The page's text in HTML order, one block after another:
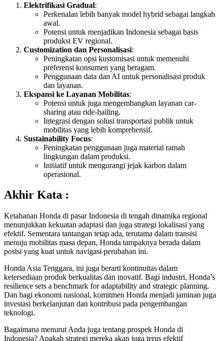
Elektrifikasi Gradual:
Perkenalan lebih banyak model hybrid sebagai langkah
awal.
Potensi untuk menjadikan Indonesia sebagai basis
produksi EV regional.
Customization dan Personalisasi:
Peningkatan opsi kustomisasi untuk memenuhi
preferensi konsumen yang beragam.
Penggunaan data dan AI untuk personalisasi produk
dan layanan.
Ekspansi ke Layanan Mobilitas:
Potensi untuk juga mengembangkan layanan car-
sharing atau ride-hailing.
Integrasi dengan solusi transportasi publik untuk
mobilitas yang lebih komprehensif.
Sustainability Focus:
Peningkatan penggunaan juga material ramah
lingkungan dalam produksi.
Inisiatif untuk mengurangi jejak karbon dalam
operasional.
Akhir Kata :
Ketahanan Honda di pasar Indonesia di tengah dinamika regional
menunjukkan kekuatan adaptasi dan juga strategi lokalisasi yang
efektif. Sementara tantangan tetap ada, terutama dalam transisi
menuju mobilitas masa depan, Honda tampaknya berada dalam
posisi yang kuat untuk navigasi perubahan ini.
Honda Asia Tenggara, ini juga berarti kontinuitas dalam
ketersediaan produk berkualitas dan inovatif. Bagi industri, Honda’s
resilience sets a benchmark for adaptability and strategic planning.
Dan bagi ekonomi nasional, komitmen Honda menjadi jaminan juga
investasi berkelanjutan dan kontribusi pada pengembangan
teknologi.
Bagaimana menurut Anda juga tentang prospek Honda di
Indonesia? Apakah strategi mereka akan juga terus efektif